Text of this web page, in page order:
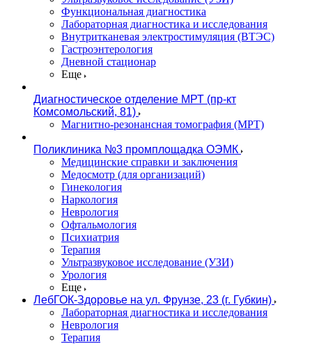
Функциональная диагностика
Лабораторная диагностика и исследования
Внутритканевая электростимуляция (ВТЭС)
Гастроэнтерология
Дневной стационар
Еще
Диагностическое отделение МРТ (пр-кт
Комсомольский, 81)
Магнитно-резонансная томография (МРТ)
Поликлиника №3 промплощадка ОЭМК
Медицинские справки и заключения
Медосмотр (для организаций)
Гинекология
Наркология
Неврология
Офтальмология
Психиатрия
Терапия
Ультразвуковое исследование (УЗИ)
Урология
Еще
ЛебГОК-Здоровье на ул. Фрунзе, 23 (г. Губкин)
Лабораторная диагностика и исследования
Неврология
Терапия